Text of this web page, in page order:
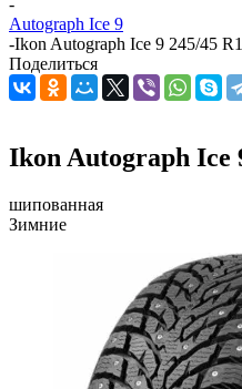
-
Autograph Ice 9
-Ikon Autograph Ice 9 245/45
Поделиться
Ikon Autograph Ice
шипованная
Зимние